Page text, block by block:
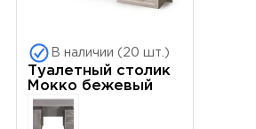
В наличии (20 шт.)
Туалетный столик
Мокко бежевый